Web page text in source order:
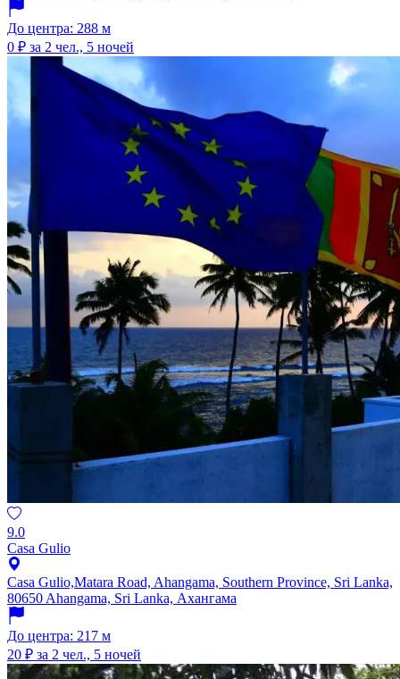
До центра: 288 м
0 ₽ за 2 чел., 5 ночей
9.0
Casa Gulio
Casa Gulio,Matara Road, Ahangama, Southern Province, Sri Lanka,
80650 Ahangama, Sri Lanka, Ахангама
До центра: 217 м
20 ₽ за 2 чел., 5 ночей